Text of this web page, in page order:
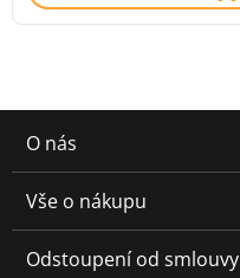
O nás
Vše o nákupu
Odstoupení od smlouvy